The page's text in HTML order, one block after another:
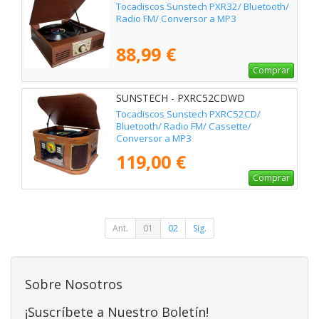
Tocadiscos Sunstech PXR32/ Bluetooth/
Radio FM/ Conversor a MP3
88,99 €
Comprar
SUNSTECH - PXRC52CDWD
Tocadiscos Sunstech PXRC52CD/
Bluetooth/ Radio FM/ Cassette/
Conversor a MP3
119,00 €
Comprar
Ant. 01 02 Sig.
Sobre Nosotros
¡Suscríbete a Nuestro Boletín!